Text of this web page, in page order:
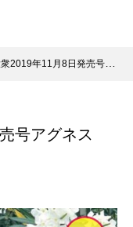
年11月8日発売号アグネスラム記事
号アグネス